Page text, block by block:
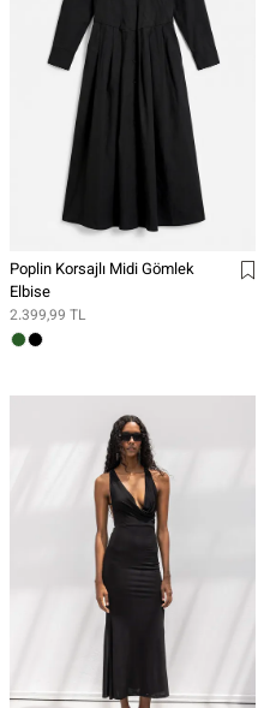
Poplin Korsajlı Midi Gömlek
Elbise
2.399,99 TL